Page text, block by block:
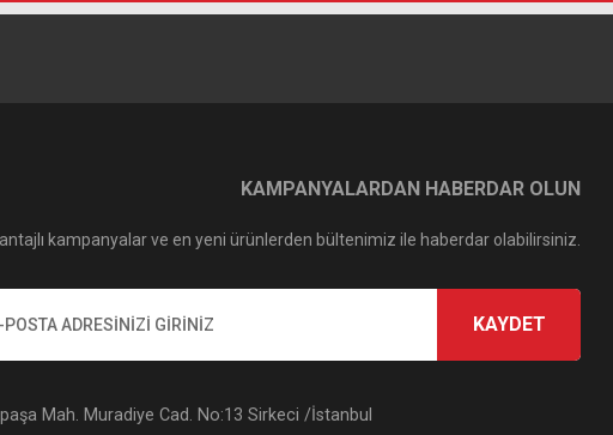
KAMPANYALARDAN HABERDAR OLUN
kampanyalar ve en yeni ürünlerden bültenimiz ile haberdar olabilirsiniz.
KAYDET
Mah. Muradiye Cad. No:13 Sirkeci /İstanbul